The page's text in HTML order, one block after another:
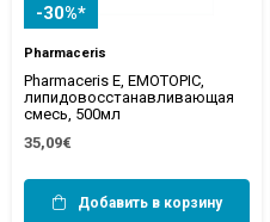
-30%*
Pharmaceris
Pharmaceris E, EMOTOPIC,
липидовосстанавливающая
смесь, 500мл
35,09€
Добавить в корзину